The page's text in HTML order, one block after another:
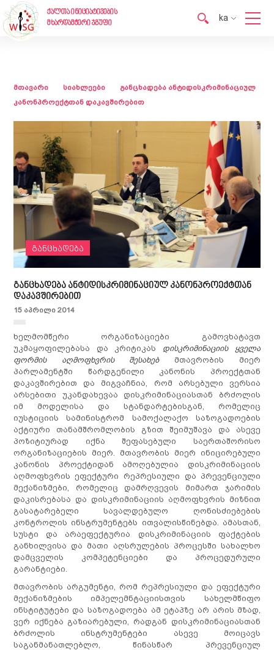
ქალთა ინიციატივების
მხარდამჭერი ჯგუფი
ka
მთავარი სიახლეები
განცხადება ანტიდისკრიმინაციულ
კანონპროექტთან დაკავშირებით
განცხადება
განცხადება ანტიდისკრიმინაციულ კანონპროექტთან
დაკავშირებით
15 აპრილი 2014
ხელმომწერი ორგანიზაციები გამოვხატავთ
უკმაყოფილებასა და კრიტიკას დისკრიმინაციის ყველა
ფორმის აღმოფხვრის შესახებმთავრობის მიერ
პარლამენტში წარდგენილი კანონის პროექტთან
დაკავშირებით და მიგვაჩნია, რომ არსებული ვერსია
არსებითი უკანდახევაა დისკრიმინაციასთან ბრძოლის
იმ მოდელისა და სტანდარტებისგან, რომელიც
იუსტიციის სამინისტრომ სამოქალაქო საზოგადოების
აქტიური თანამშრომლობის გზით შეიმუშავა და ასევე
პოზიტიურად იქნა შეფასებული საერთაშორისო
ორგანიზაციების მიერ. მთავრობის მიერ ინიცირებული
კანონის პროექტიდან ამოღებულია დისკრიმინაციის
აღმოფხვრის ეფექტური რეპრესიული და პრევენციული
მექანიზმები, რომელიც დამრღვევის მიმართ ჯარიმის
დაკისრებასა და დისკრიმინაციის აღმოფხვრის მიზნით
გასატარებელი სავალდებულო ღონისძიებების
კონტროლის ინსტრუმენტებს ითვალისწინებდა. ამასთან,
სუსტი და არაეფექტურია დისკრიმინაციის ფაქტების
განხილვისა და მათი აღსრულების პროცესში სახალხო
დამცველის კომპეტენციები და პროცედურული
გარანტიები.
მთავრობის არგუმენტი, რომ რეპრესიული და ეფექტური
მექანიზმების იმპელემნტაციისთვის სახელმწიფო
ინსტიტუტები და საზოგადოება ამ ეტაპზე არ არის მზად,
ვერ იქნება გაზიარებული, რადგან დისკრიმინაციასთან
ბრძოლის ინსტრუმენტები ასევე მოიცავს
საგანმანათლებლო, წინასწარ პრევენციულ